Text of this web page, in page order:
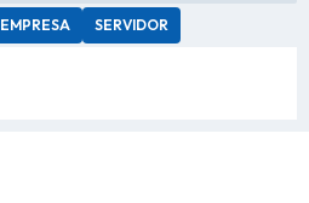
EMPRESA SERVIDOR